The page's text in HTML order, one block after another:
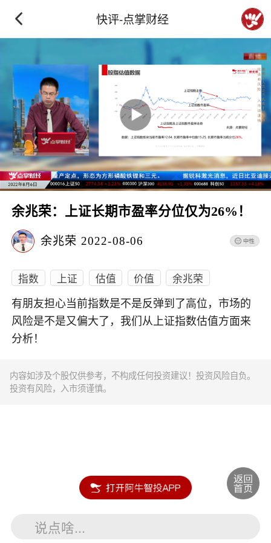
快评-点掌财经
余兆荣：上证长期市盈率分位仅为26%！
余兆荣 2022-08-06
指数 上证 估值 价值 余兆荣
有朋友担心当前指数是不是反弹到了高位，市场的
风险是不是又偏大了，我们从上证指数估值方面来
分析！
内容如涉及个股仅供参考，不构成任何投资建议！投资风险自负。
投资有风险，入市须谨慎。
说点啥...